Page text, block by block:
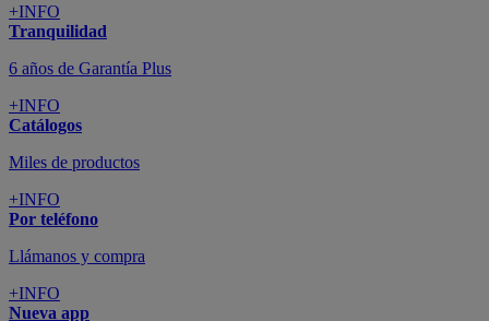
+INFO
Tranquilidad
6 años de Garantía Plus
+INFO
Catálogos
Miles de productos
+INFO
Por teléfono
Llámanos y compra
+INFO
Nueva app